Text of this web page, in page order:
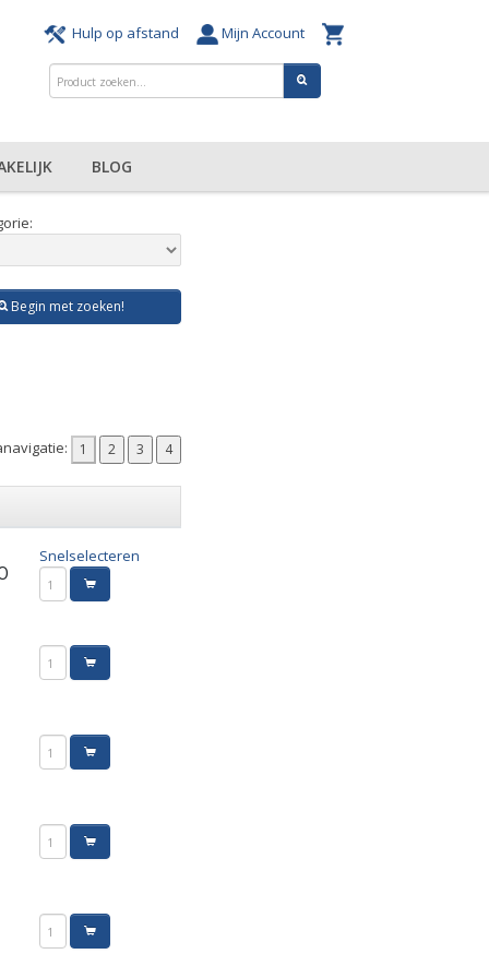
Hulp op afstand Mijn Account
BLOG
Begin met zoeken!
Snelselecteren